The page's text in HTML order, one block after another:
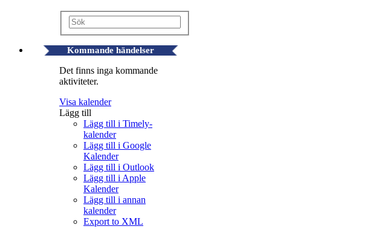
Kommande händelser
Det finns inga kommande
aktiviteter.
Visa kalender
Lägg till
Lägg till i Timely-
kalender
Lägg till i Google
Kalender
Lägg till i Outlook
Lägg till i Apple
Kalender
Lägg till i annan
kalender
Export to XML